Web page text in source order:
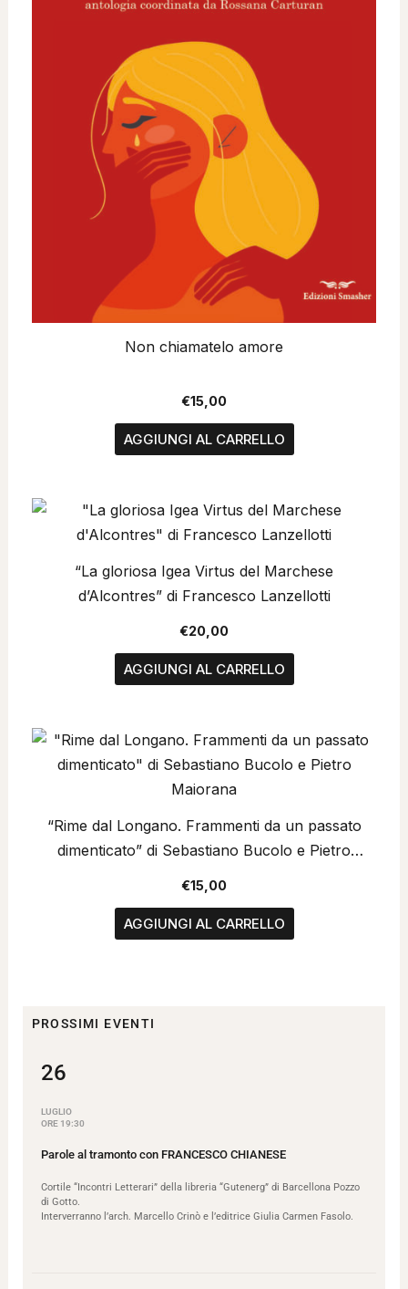
Non chiamatelo amore
€15,00
AGGIUNGI AL CARRELLO
“La gloriosa Igea Virtus del Marchese
d’Alcontres” di Francesco Lanzellotti
€20,00
AGGIUNGI AL CARRELLO
“Rime dal Longano. Frammenti da un passato
dimenticato” di Sebastiano Bucolo e Pietro
€15,00
AGGIUNGI AL CARRELLO
PROSSIMI EVENTI
26
LUGLIO
ORE 19:30
Parole al tramonto con FRANCESCO CHIANESE
Cortile “Incontri Letterari” della libreria “Gutenerg” di Barcellona Pozzo
di Gotto.
Interverranno l’arch. Marcello Crinò e l’editrice Giulia Carmen Fasolo.